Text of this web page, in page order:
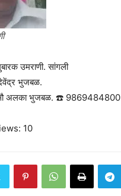
उमराणी. सांगली
भुजबळ.
सौ अलका भुजबळ. ☎️ 9869484800
10